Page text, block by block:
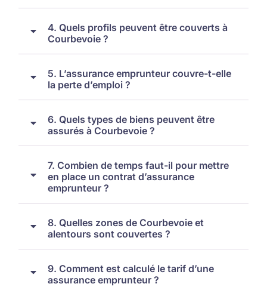
4. Quels profils peuvent être couverts à
Courbevoie ?
5. L’assurance emprunteur couvre-t-elle
la perte d’emploi ?
6. Quels types de biens peuvent être
assurés à Courbevoie ?
7. Combien de temps faut-il pour mettre
en place un contrat d’assurance
emprunteur ?
8. Quelles zones de Courbevoie et
alentours sont couvertes ?
9. Comment est calculé le tarif d’une
assurance emprunteur ?